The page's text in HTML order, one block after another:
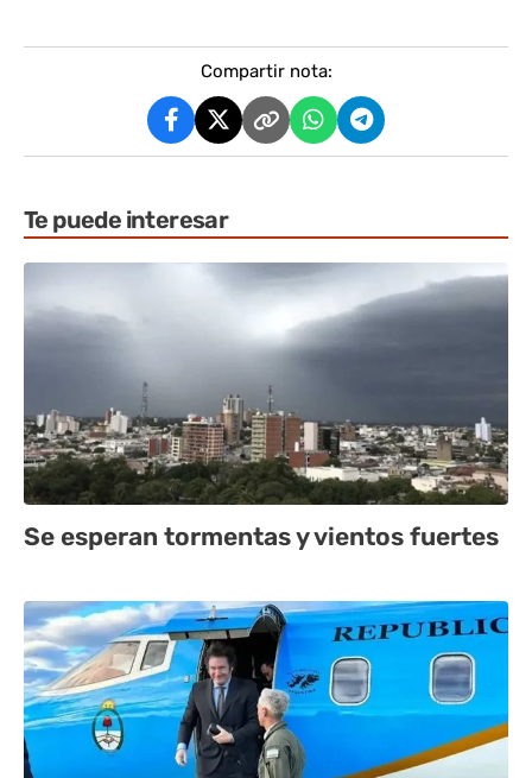
Compartir nota:
Te puede interesar
Se esperan tormentas y vientos fuertes